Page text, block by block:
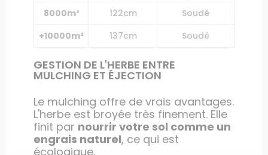
8000m²
122cm
Soudé
+10000m²
137cm Soudé
GESTION DE L'HERBE ENTRE
MULCHING ET ÉJECTION
Le mulching offre de vrais avantages.
L'herbe est broyée très finement. Elle
finit par nourrir votre sol comme un
engrais naturel, ce qui est
écologique.